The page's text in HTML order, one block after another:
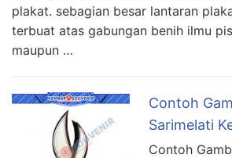
plakat. sebagian besar lantaran
terbuat atas gabungan benih ilmu
maupun …
Contoh
Sarimelati
Contoh